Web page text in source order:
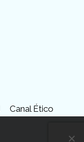
Canal Ético